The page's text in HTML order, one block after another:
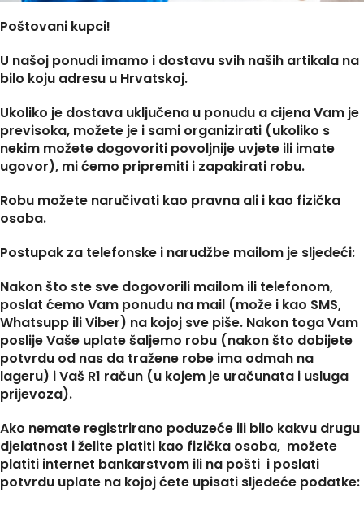
Poštovani kupci!
U našoj ponudi imamo i dostavu svih naših artikala na
bilo koju adresu u Hrvatskoj.
Ukoliko je dostava uključena u ponudu a cijena Vam je
previsoka, možete je i sami organizirati (ukoliko s
nekim možete dogovoriti povoljnije uvjete ili imate
ugovor), mi ćemo pripremiti i zapakirati robu.
Robu možete naručivati kao pravna ali i kao fizička
osoba.
Postupak za telefonske i narudžbe mailom je sljedeći:
Nakon što ste sve dogovorili mailom ili telefonom,
poslat ćemo Vam ponudu na mail (može i kao SMS,
Whatsupp ili Viber) na kojoj sve piše. Nakon toga Vam
poslije Vaše uplate šaljemo robu (nakon što dobijete
potvrdu od nas da tražene robe ima odmah na
lageru) i Vaš R1 račun (u kojem je uračunata i usluga
prijevoza).
Ako nemate registrirano poduzeće ili bilo kakvu drugu
djelatnost i želite platiti kao fizička osoba, možete
platiti internet bankarstvom ili na pošti i poslati
potvrdu uplate na kojoj ćete upisati sljedeće podatke: